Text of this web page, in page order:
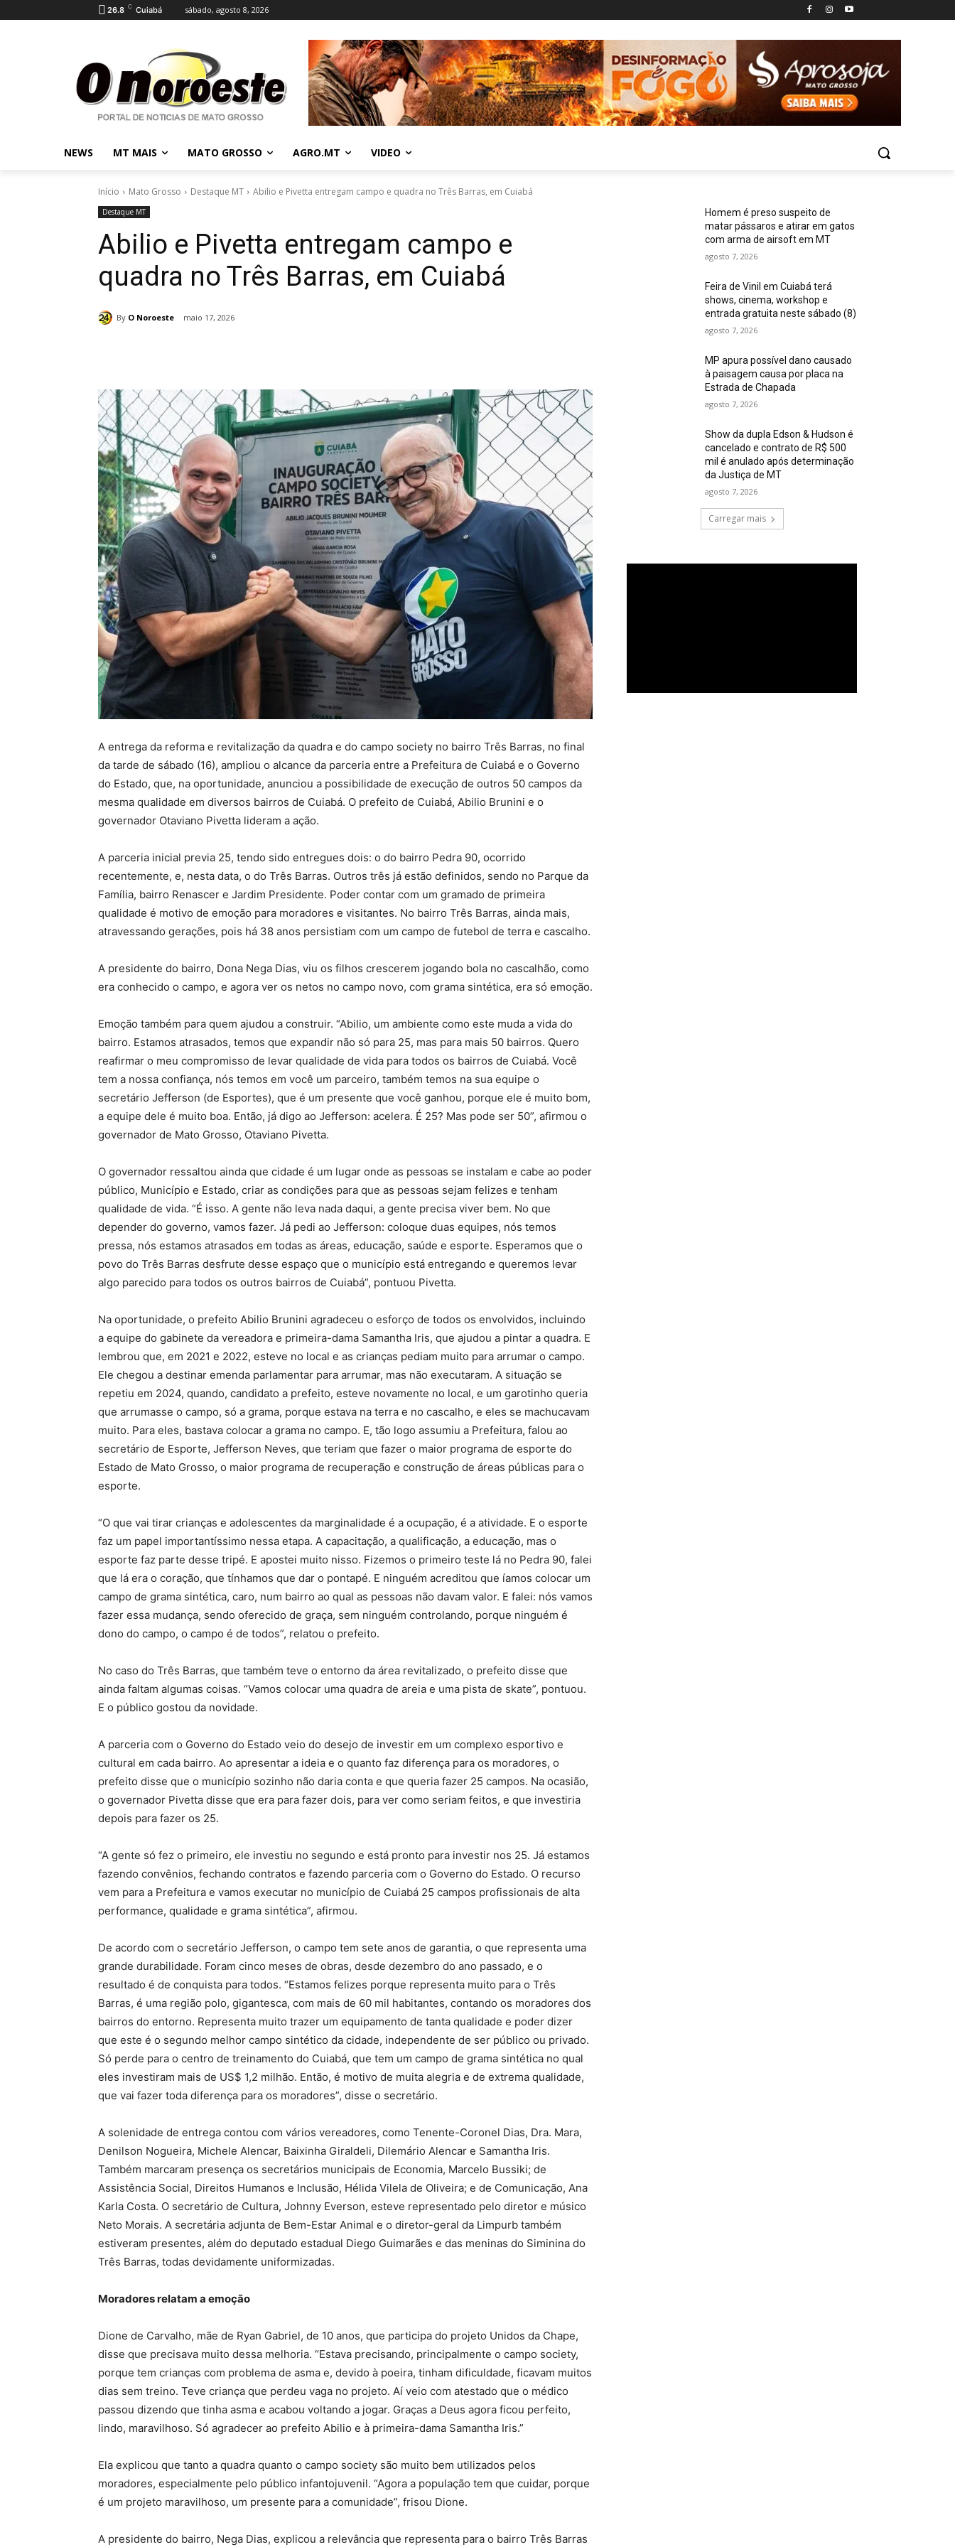
26.8 C Cuiabá sábado, agosto 8, 2026
NEWS MT MAIS MATO GROSSO AGRO.MT VIDEO
Início Mato Grosso Destaque MT Abilio e Pivetta entregam campo e quadra no Três Barras, em Cuiabá
Destaque MT
Abilio e Pivetta entregam campo e
quadra no Três Barras, em Cuiabá
By O Noroeste maio 17, 2026
A entrega da reforma e revitalização da quadra e do campo society no bairro Três Barras, no final
da tarde de sábado (16), ampliou o alcance da parceria entre a Prefeitura de Cuiabá e o Governo
do Estado, que, na oportunidade, anunciou a possibilidade de execução de outros 50 campos da
mesma qualidade em diversos bairros de Cuiabá. O prefeito de Cuiabá, Abilio Brunini e o
governador Otaviano Pivetta lideram a ação.
A parceria inicial previa 25, tendo sido entregues dois: o do bairro Pedra 90, ocorrido
recentemente, e, nesta data, o do Três Barras. Outros três já estão definidos, sendo no Parque da
Família, bairro Renascer e Jardim Presidente. Poder contar com um gramado de primeira
qualidade é motivo de emoção para moradores e visitantes. No bairro Três Barras, ainda mais,
atravessando gerações, pois há 38 anos persistiam com um campo de futebol de terra e cascalho.
A presidente do bairro, Dona Nega Dias, viu os filhos crescerem jogando bola no cascalhão, como
era conhecido o campo, e agora ver os netos no campo novo, com grama sintética, era só emoção.
Emoção também para quem ajudou a construir. “Abilio, um ambiente como este muda a vida do
bairro. Estamos atrasados, temos que expandir não só para 25, mas para mais 50 bairros. Quero
reafirmar o meu compromisso de levar qualidade de vida para todos os bairros de Cuiabá. Você
tem a nossa confiança, nós temos em você um parceiro, também temos na sua equipe o
secretário Jefferson (de Esportes), que é um presente que você ganhou, porque ele é muito bom,
a equipe dele é muito boa. Então, já digo ao Jefferson: acelera. É 25? Mas pode ser 50”, afirmou o
governador de Mato Grosso, Otaviano Pivetta.
O governador ressaltou ainda que cidade é um lugar onde as pessoas se instalam e cabe ao poder
público, Município e Estado, criar as condições para que as pessoas sejam felizes e tenham
qualidade de vida. “É isso. A gente não leva nada daqui, a gente precisa viver bem. No que
depender do governo, vamos fazer. Já pedi ao Jefferson: coloque duas equipes, nós temos
pressa, nós estamos atrasados em todas as áreas, educação, saúde e esporte. Esperamos que o
povo do Três Barras desfrute desse espaço que o município está entregando e queremos levar
algo parecido para todos os outros bairros de Cuiabá”, pontuou Pivetta.
Na oportunidade, o prefeito Abilio Brunini agradeceu o esforço de todos os envolvidos, incluindo
a equipe do gabinete da vereadora e primeira-dama Samantha Iris, que ajudou a pintar a quadra. E
lembrou que, em 2021 e 2022, esteve no local e as crianças pediam muito para arrumar o campo.
Ele chegou a destinar emenda parlamentar para arrumar, mas não executaram. A situação se
repetiu em 2024, quando, candidato a prefeito, esteve novamente no local, e um garotinho queria
que arrumasse o campo, só a grama, porque estava na terra e no cascalho, e eles se machucavam
muito. Para eles, bastava colocar a grama no campo. E, tão logo assumiu a Prefeitura, falou ao
secretário de Esporte, Jefferson Neves, que teriam que fazer o maior programa de esporte do
Estado de Mato Grosso, o maior programa de recuperação e construção de áreas públicas para o
esporte.
“O que vai tirar crianças e adolescentes da marginalidade é a ocupação, é a atividade. E o esporte
faz um papel importantíssimo nessa etapa. A capacitação, a qualificação, a educação, mas o
esporte faz parte desse tripé. E apostei muito nisso. Fizemos o primeiro teste lá no Pedra 90, falei
que lá era o coração, que tínhamos que dar o pontapé. E ninguém acreditou que íamos colocar um
campo de grama sintética, caro, num bairro ao qual as pessoas não davam valor. E falei: nós vamos
fazer essa mudança, sendo oferecido de graça, sem ninguém controlando, porque ninguém é
dono do campo, o campo é de todos”, relatou o prefeito.
No caso do Três Barras, que também teve o entorno da área revitalizado, o prefeito disse que
ainda faltam algumas coisas. “Vamos colocar uma quadra de areia e uma pista de skate”, pontuou.
E o público gostou da novidade.
A parceria com o Governo do Estado veio do desejo de investir em um complexo esportivo e
cultural em cada bairro. Ao apresentar a ideia e o quanto faz diferença para os moradores, o
prefeito disse que o município sozinho não daria conta e que queria fazer 25 campos. Na ocasião,
o governador Pivetta disse que era para fazer dois, para ver como seriam feitos, e que investiria
depois para fazer os 25.
“A gente só fez o primeiro, ele investiu no segundo e está pronto para investir nos 25. Já estamos
fazendo convênios, fechando contratos e fazendo parceria com o Governo do Estado. O recurso
vem para a Prefeitura e vamos executar no município de Cuiabá 25 campos profissionais de alta
performance, qualidade e grama sintética”, afirmou.
De acordo com o secretário Jefferson, o campo tem sete anos de garantia, o que representa uma
grande durabilidade. Foram cinco meses de obras, desde dezembro do ano passado, e o
resultado é de conquista para todos. “Estamos felizes porque representa muito para o Três
Barras, é uma região polo, gigantesca, com mais de 60 mil habitantes, contando os moradores dos
bairros do entorno. Representa muito trazer um equipamento de tanta qualidade e poder dizer
que este é o segundo melhor campo sintético da cidade, independente de ser público ou privado.
Só perde para o centro de treinamento do Cuiabá, que tem um campo de grama sintética no qual
eles investiram mais de US$ 1,2 milhão. Então, é motivo de muita alegria e de extrema qualidade,
que vai fazer toda diferença para os moradores”, disse o secretário.
A solenidade de entrega contou com vários vereadores, como Tenente-Coronel Dias, Dra. Mara,
Denilson Nogueira, Michele Alencar, Baixinha Giraldeli, Dilemário Alencar e Samantha Iris.
Também marcaram presença os secretários municipais de Economia, Marcelo Bussiki; de
Assistência Social, Direitos Humanos e Inclusão, Hélida Vilela de Oliveira; e de Comunicação, Ana
Karla Costa. O secretário de Cultura, Johnny Everson, esteve representado pelo diretor e músico
Neto Morais. A secretária adjunta de Bem-Estar Animal e o diretor-geral da Limpurb também
estiveram presentes, além do deputado estadual Diego Guimarães e das meninas do Siminina do
Três Barras, todas devidamente uniformizadas.
Moradores relatam a emoção
Dione de Carvalho, mãe de Ryan Gabriel, de 10 anos, que participa do projeto Unidos da Chape,
disse que precisava muito dessa melhoria. “Estava precisando, principalmente o campo society,
porque tem crianças com problema de asma e, devido à poeira, tinham dificuldade, ficavam muitos
dias sem treino. Teve criança que perdeu vaga no projeto. Aí veio com atestado que o médico
passou dizendo que tinha asma e acabou voltando a jogar. Graças a Deus agora ficou perfeito,
lindo, maravilhoso. Só agradecer ao prefeito Abilio e à primeira-dama Samantha Iris.”
Ela explicou que tanto a quadra quanto o campo society são muito bem utilizados pelos
moradores, especialmente pelo público infantojuvenil. “Agora a população tem que cuidar, porque
é um projeto maravilhoso, um presente para a comunidade”, frisou Dione.
A presidente do bairro, Nega Dias, explicou a relevância que representa para o bairro Três Barras
Homem é preso suspeito de
matar pássaros e atirar em gatos
com arma de airsoft em MT
agosto 7, 2026
Feira de Vinil em Cuiabá terá
shows, cinema, workshop e
entrada gratuita neste sábado (8)
agosto 7, 2026
MP apura possível dano causado
à paisagem causa por placa na
Estrada de Chapada
agosto 7, 2026
Show da dupla Edson & Hudson é
cancelado e contrato de R$ 500
mil é anulado após determinação
da Justiça de MT
agosto 7, 2026
Carregar mais